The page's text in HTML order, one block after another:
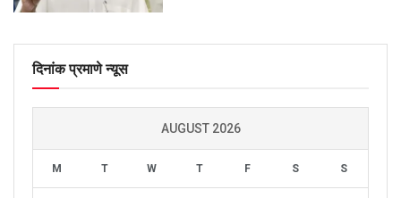
दिनांक प्रमाणे न्यूस
AUGUST 2026
M T W T F S S